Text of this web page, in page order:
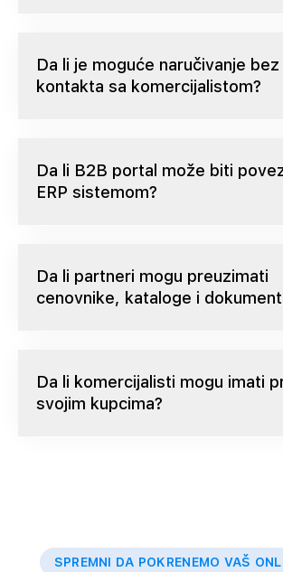
Da li je moguće naručivanje bez
kontakta sa komercijalistom?
Da li B2B portal može biti
ERP sistemom?
Da li partneri mogu preuzimati
cenovnike, kataloge i
Da li komercijalisti mogu imati
svojim kupcima?
SPREMNI DA POKRENEMO VAŠ